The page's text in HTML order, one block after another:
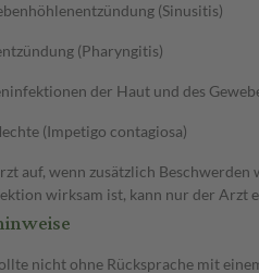
(Sinusitis)
(Pharyngitis)
der Haut und des
(Impetigo contagiosa)
auf, wenn zusätzlich
wirksam ist, kann nur der Arzt
nicht ohne Rücksprache mit